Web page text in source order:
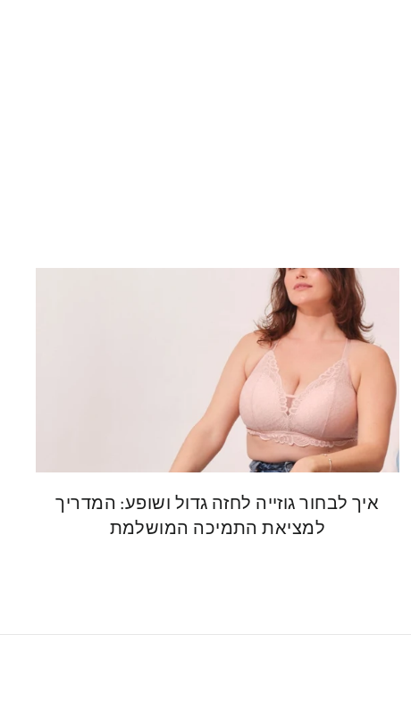
איך לבחור גוזייה לחזה גדול ושופע: המדריך
למציאת התמיכה המושלמת